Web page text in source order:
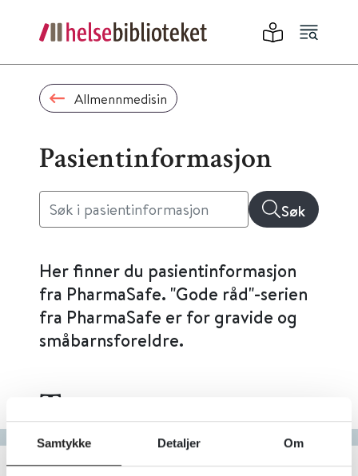
Samtykke Detaljer Om
Allmennmedisin
Pasientinformasjon
Søk
Her finner du pasientinformasjon
fra PharmaSafe. "Gode råd"-serien
fra PharmaSafe er for gravide og
småbarnsforeldre.
Tema
Gå til bokstav
Filter